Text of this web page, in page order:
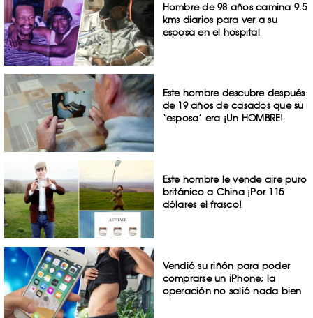
Hombre de 98 años camina 9.5
kms diarios para ver a su
esposa en el hospital
Este hombre descubre después
de 19 años de casados que su
‘esposa’ era ¡Un HOMBRE!
Este hombre le vende aire puro
británico a China ¡Por 115
dólares el frasco!
Vendió su riñón para poder
comprarse un iPhone; la
operación no salió nada bien